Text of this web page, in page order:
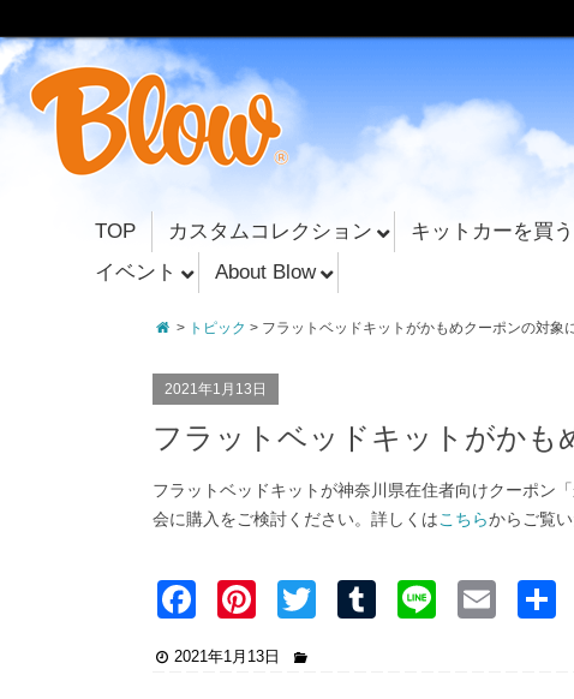
TOP カスタムコレクション キットカーを買う
イベント
About Blow
> トピック > フラットベッドキットがかもめクーポンの対象
2021年1月13日
フラットベッドキットがかも
フラットベッドキットが神奈川県在住者向けクーポン
会に購入をご検討ください。詳しくはこちらからご覧い
F
a
c
Pi
er
T
T
Li
E
2021年1月13日